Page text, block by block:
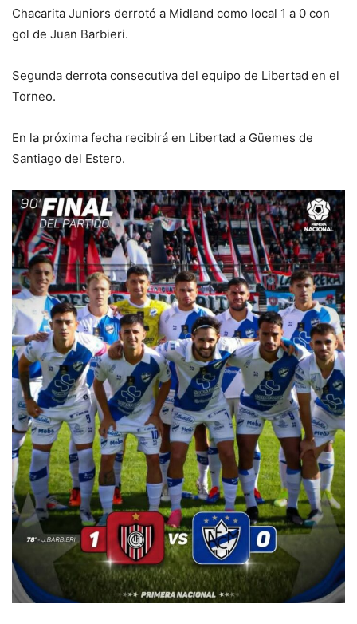
Chacarita Juniors derrotó a Midland como local 1 a 0 con
gol de Juan Barbieri.
Segunda derrota consecutiva del equipo de Libertad en el
Torneo.
En la próxima fecha recibirá en Libertad a Güemes de
Santiago del Estero.